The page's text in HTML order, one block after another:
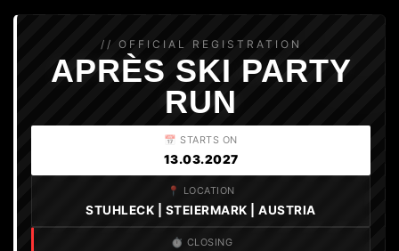
// OFFICIAL REGISTRATION
APRÈS SKI PARTY
RUN
📅 STARTS ON
13.03.2027
📍 LOCATION
STUHLECK | STEIERMARK | AUSTRIA
⏱️ CLOSING